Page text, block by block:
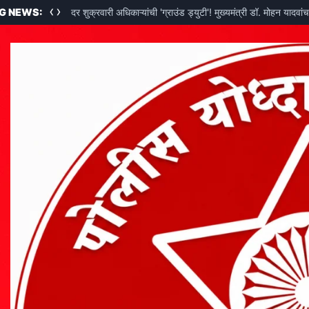
NEWS:
संपन्न! दर शुक्रवारी अधिकाऱ्यांची 'ग्राउंड ड्युटी'! मुख्यमंत्री डॉ. मोहन
‹›